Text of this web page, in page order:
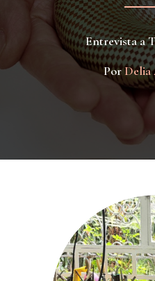
Entrevista a
PorDelia